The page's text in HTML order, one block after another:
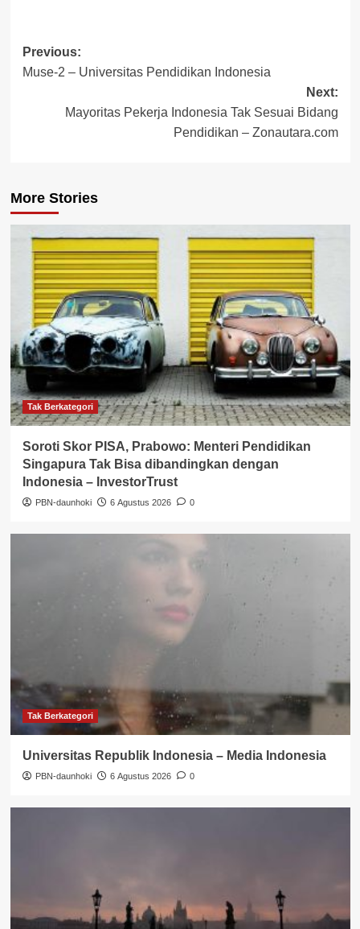
Post
navigation
Previous:
Muse-2 – Universitas Pendidikan Indonesia
Next:
Mayoritas Pekerja Indonesia Tak Sesuai Bidang
Pendidikan – Zonautara.com
More Stories
Tak Berkategori
Soroti Skor PISA, Prabowo: Menteri Pendidikan
Singapura Tak Bisa dibandingkan dengan
Indonesia – InvestorTrust
PBN-daunhoki 6 Agustus 2026 0
Tak Berkategori
Universitas Republik Indonesia – Media Indonesia
PBN-daunhoki 6 Agustus 2026 0